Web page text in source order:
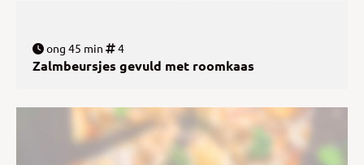
ong 45 min 4
Zalmbeursjes gevuld met roomkaas